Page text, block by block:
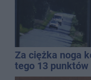
Za ciężka noga
tego 13 punktów